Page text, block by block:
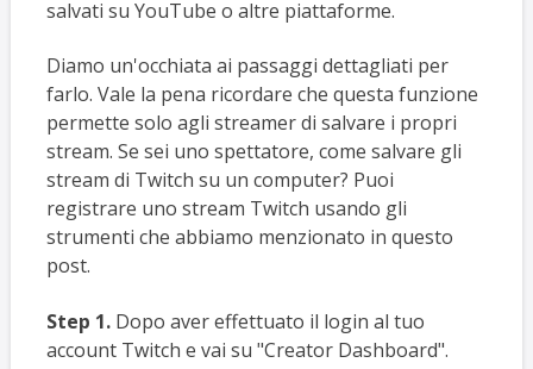
salvati su YouTube o altre piattaforme.
Diamo un'occhiata ai passaggi dettagliati per
farlo. Vale la pena ricordare che questa funzione
permette solo agli streamer di salvare i propri
stream. Se sei uno spettatore, come salvare gli
stream di Twitch su un computer? Puoi
registrare uno stream Twitch usando gli
strumenti che abbiamo menzionato in questo
post.
Step 1. Dopo aver effettuato il login al tuo
account Twitch e vai su "Creator Dashboard".